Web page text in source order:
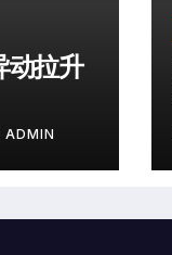
动拉升
ADMIN